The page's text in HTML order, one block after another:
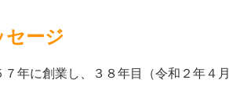
セージ
年に創業し、３８年目（令和２年４